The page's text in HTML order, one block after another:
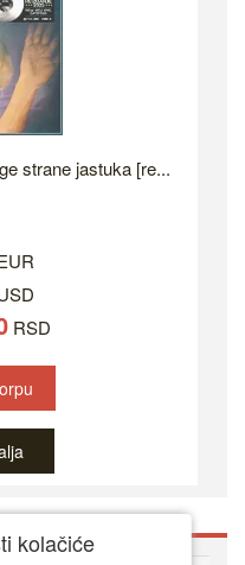
strane jastuka [re...
RSD
kolačiće